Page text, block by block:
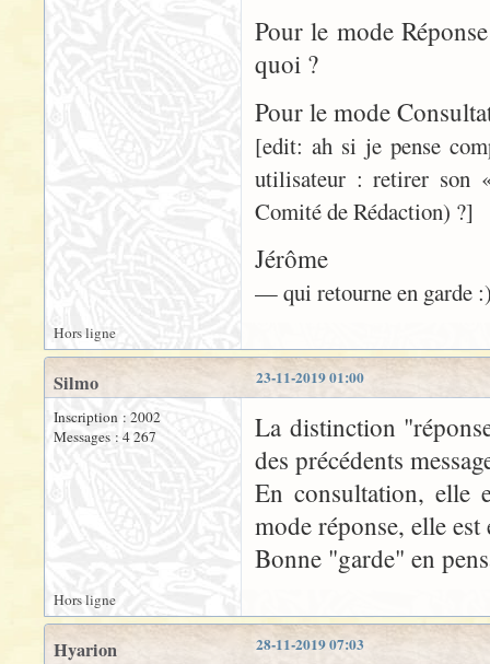
Pour le mode
quoi ?
Pour le mode
[edit: ah si je pense
utilisateur : retirer son
Comité de Rédaction) ?]
Jérôme
— qui retourne en garde
Hors ligne
23-11-2019 01:00
Silmo
Inscription : 2002
Messages : 4 267
La distinction
des précédents
En consultation, elle
mode réponse, elle est
Bonne "garde" en
Hors ligne
28-11-2019 07:03
Hyarion